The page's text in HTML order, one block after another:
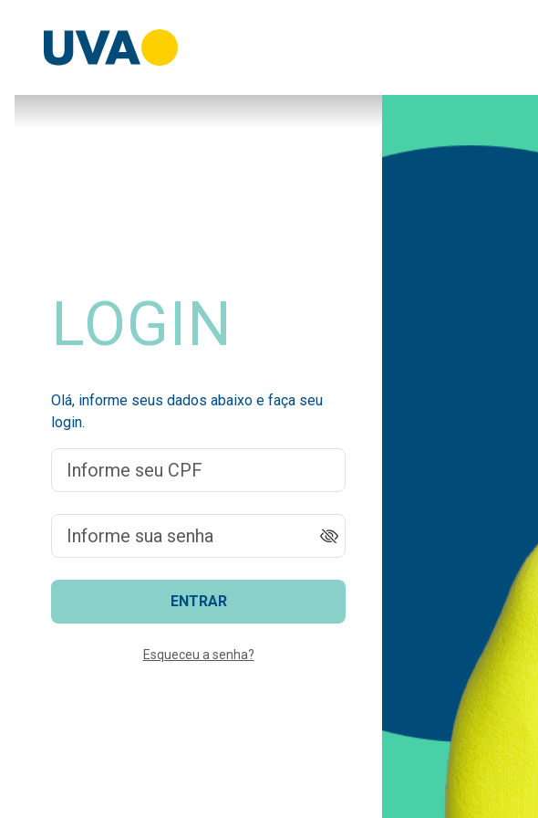
LOGIN
Olá, informe seus dados abaixo e faça seu
login.
ENTRAR
Esqueceu a senha?